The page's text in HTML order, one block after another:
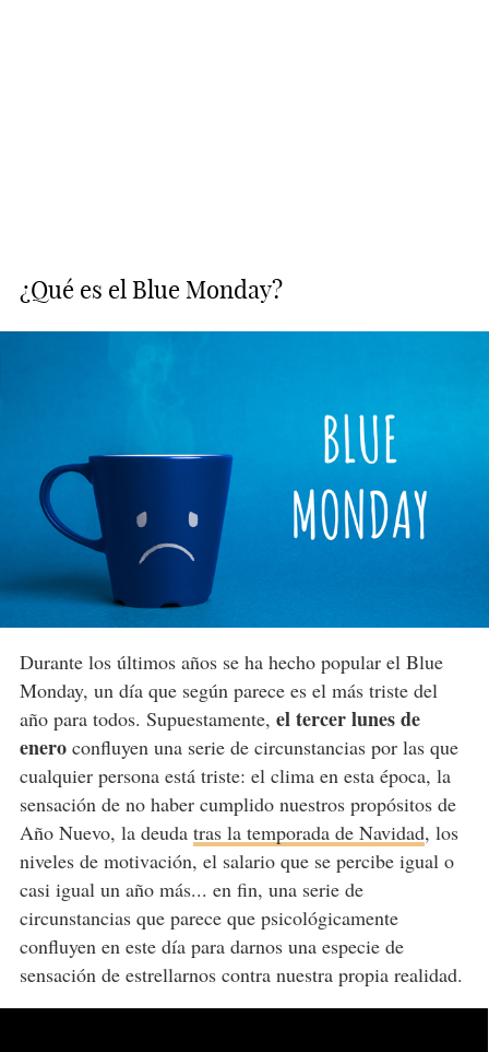
¿Qué es el Blue Monday?
Durante los últimos años se ha hecho popular el Blue
Monday, un día que según parece es el más triste del
año para todos. Supuestamente, el tercer lunes de
eneroconfluyen una serie de circunstancias por las que
cualquier persona está triste: el clima en esta época, la
sensación de no haber cumplido nuestros propósitos de
Año Nuevo, la deuda tras la temporada de Navidad, los
niveles de motivación, el salario que se percibe igual o
casi igual un año más... en fin, una serie de
circunstancias que parece que psicológicamente
confluyen en este día para darnos una especie de
sensación de estrellarnos contra nuestra propia realidad.